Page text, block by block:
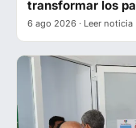
transformar los
6 ago 2026 · Leer